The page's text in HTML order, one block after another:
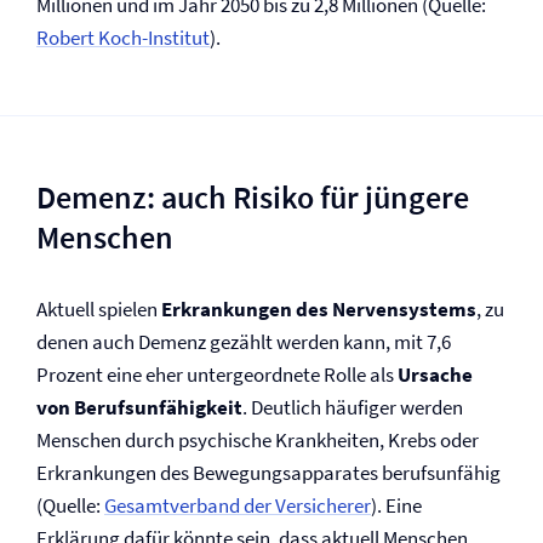
Robert Koch-Institut).
Demenz: auch Risiko für jüngere
Menschen
Aktuell spielen Erkrankungen des Nervensystems, zu
denen auch Demenz gezählt werden kann, mit 7,6
Prozent eine eher untergeordnete Rolle alsUrsache
von Berufs­unfähigkeit. Deutlich häufiger werden
Menschen durch psychische Krankheiten, Krebs oder
Erkrankungen des Bewegungsapparates berufsunfähig
(Quelle: Gesamtverband der Versicherer). Eine